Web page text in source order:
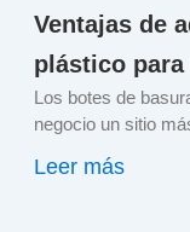
Ventajas de
plástico
Los botes de
negocio un sitio
Leer más